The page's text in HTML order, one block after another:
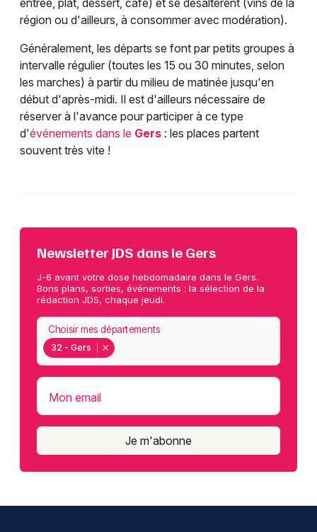
entrée, plat, dessert, café) et se désaltèrent (vins de la
région ou d'ailleurs, à consommer avec modération).
Généralement, les départs se font par petits groupes à
intervalle régulier (toutes les 15 ou 30 minutes, selon
les marches) à partir du milieu de matinée jusqu'en
début d'après-midi. Il est d'ailleurs nécessaire de
réserver à l'avance pour participer à ce type
d'événements dans le Gers : les places partent
souvent très vite !
Newsletter JDS dans le Gers
J-6 avant votre dose hebdomadaire dans le Gers.
Bons plans, sorties, événements : la sélection de la
rédaction JDS, chaque jeudi.
32 - Gers
Choisir mes départements
Mon email
Je m'abonne